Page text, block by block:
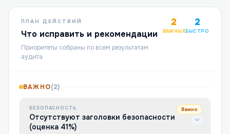
ПЛАН ДЕЙСТВИЙ
Что исправить и рекомендации
Приоритеты собраны по всем результатам
аудита
2
ВАЖНЫХ
2
БЫСТРО
ВАЖНО(2)
БЕЗОПАСНОСТЬ
Отсутствуют заголовки безопасности
(оценка 41%)
Важно